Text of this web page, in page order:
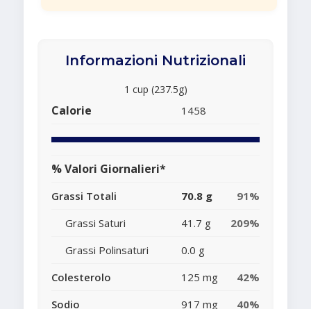
Informazioni Nutrizionali
1 cup (237.5g)
Calorie 1458
% Valori Giornalieri*
Grassi Totali 70.8 g
91%
Grassi Saturi
41.7 g
209%
Grassi Polinsaturi
0.0 g
Colesterolo
125 mg
42%
Sodio
917 mg 40%